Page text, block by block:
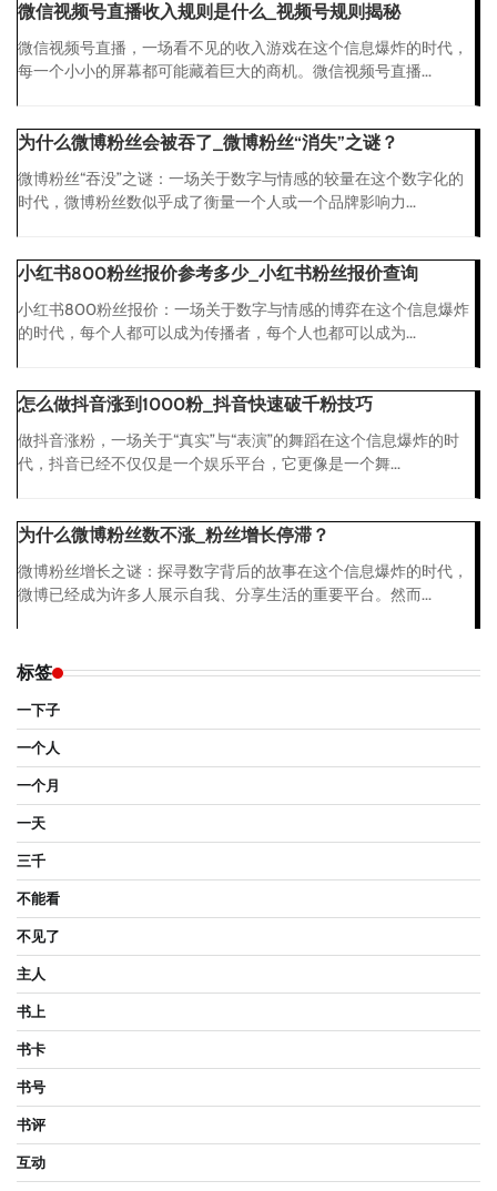
微信视频号直播收入规则是什么_视频号规则揭秘
微信视频号直播，一场看不见的收入游戏在这个信息爆炸的时代，
每一个小小的屏幕都可能藏着巨大的商机。微信视频号直播...
为什么微博粉丝会被吞了_微博粉丝“消失”之谜？
微博粉丝“吞没”之谜：一场关于数字与情感的较量在这个数字化的
时代，微博粉丝数似乎成了衡量一个人或一个品牌影响力...
小红书800粉丝报价参考多少_小红书粉丝报价查询
小红书800粉丝报价：一场关于数字与情感的博弈在这个信息爆炸
的时代，每个人都可以成为传播者，每个人也都可以成为...
怎么做抖音涨到1000粉_抖音快速破千粉技巧
做抖音涨粉，一场关于“真实”与“表演”的舞蹈在这个信息爆炸的时
代，抖音已经不仅仅是一个娱乐平台，它更像是一个舞...
为什么微博粉丝数不涨_粉丝增长停滞？
微博粉丝增长之谜：探寻数字背后的故事在这个信息爆炸的时代，
微博已经成为许多人展示自我、分享生活的重要平台。然而...
标签
一下子
一个人
一个月
一天
三千
不能看
不见了
主人
书上
书卡
书号
书评
互动